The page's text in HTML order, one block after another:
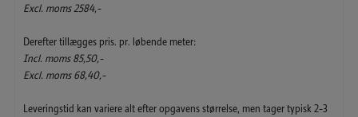
Excl. moms 2584,-
Derefter tillægges pris. pr. løbende meter:
Incl. moms 85,50,-
Excl. moms 68,40,-
Leveringstid kan variere alt efter opgavens størrelse, men tager typisk 2-3